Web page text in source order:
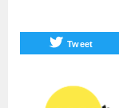
Tweet